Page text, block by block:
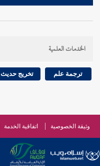
الخدمات العلمية
ترجمة علم تخريج حديث
وثيقة الخصوصية اتفاقية الخدمة